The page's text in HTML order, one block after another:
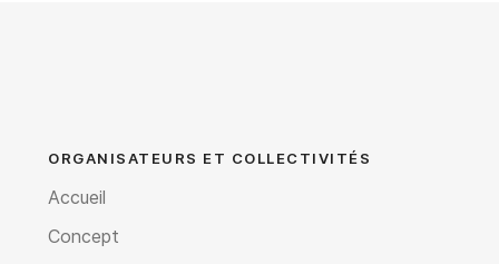
ORGANISATEURS ET COLLECTIVITÉS
Accueil
Concept